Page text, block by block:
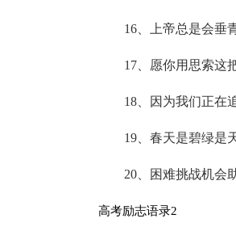
16、上帝总是会垂
17、愿你用思索这
18、因为我们正在
19、春天是碧绿是
20、困难挑战机会
高考励志语录2